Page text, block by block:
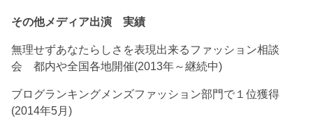
その他メディア出演 実績
無理せずあなたらしさを表現出来るファッション相談
会 都内や全国各地開催(2013年～継続中)
ブログランキングメンズファッション部門で１位獲得
(2014年5月)